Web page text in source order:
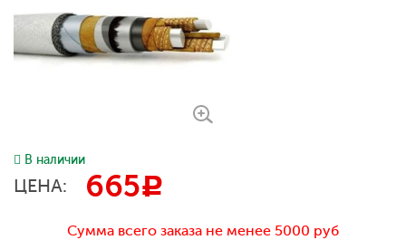
В наличии
ЦЕНА: 665c
Сумма всего заказа не менее 5000 руб